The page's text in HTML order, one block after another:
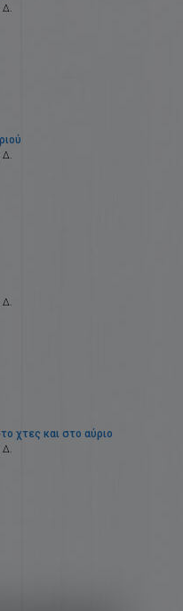
Δ.
Δ.
Δ.
χτες και στο αύριο
Δ.